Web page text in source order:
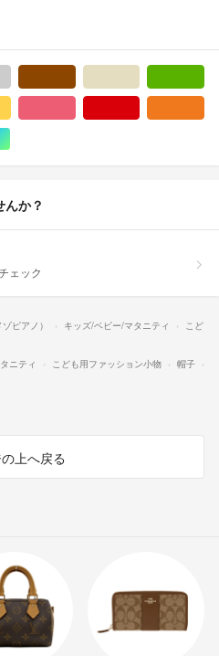
色系
マルチカラー
か？
ェック
ピアノ） キッズ/ベビー/マタニティ
こど
ニティ こども用ファッション小物
帽子
上へ戻る